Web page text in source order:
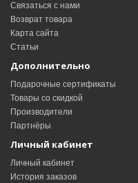
Связаться с нами
Возврат товара
Карта сайта
Статьи
Дополнительно
Подарочные сертификаты
Товары со скидкой
Производители
Партнёры
Личный кабинет
Личный кабинет
История заказов